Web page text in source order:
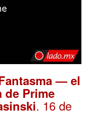
— el
de Prime
. 16 de